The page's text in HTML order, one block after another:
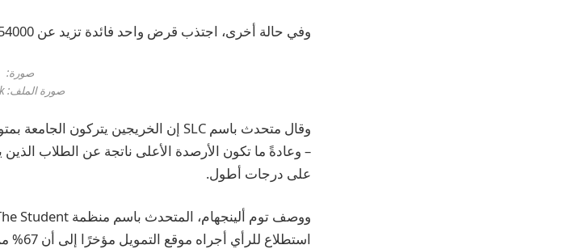
وفي حالة أخرى، اجتذب قرض واحد فائدة تزيد عن 54000 جنيه إسترليني.
صورة:
صورة الملف: iStock
– وعادةً ما تكون الأرصدة الأعلى ناتجة عن الطلاب
على درجات أطول.